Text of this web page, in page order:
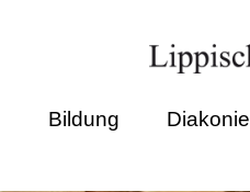
Bildung Diakonie